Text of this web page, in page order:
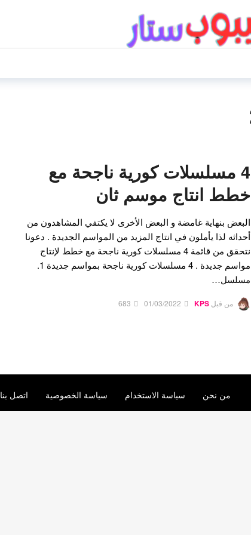
4 مسلسلات كورية ناجحة مع
خطط انتاج موسم ثان
البعض بنهاية غامضة و البعض الأخرى لا يكتفي المشاهدون من
أحداثه لذا يأملون في انتاج المزيد من المواسم الجديدة . دعونا
نتحقق من قائمة 4 مسلسلات كورية ناجحة مع خطط لإنتاج
مواسم جديدة . 4 مسلسلات كورية ناجحة بمواسم جديدة 1.
مسلسل…
من قبل KPS
01/03/2022
683
من نحن سياسة الاستخدام سياسة الخصوصية اتصل بنا